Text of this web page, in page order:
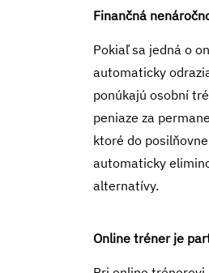
Finančná
Pokiaľ sa jedná o
automaticky
ponúkajú osobní
peniaze za
ktoré do
automaticky
alternatívy.
Online tréner je